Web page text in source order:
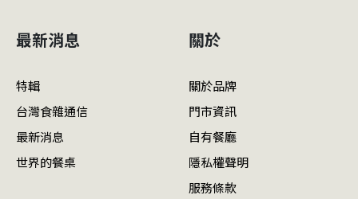
最新消息
特輯
台灣食雜通信
最新消息
世界的餐桌
關於
關於品牌
門市資訊
自有餐廳
隱私權聲明
服務條款